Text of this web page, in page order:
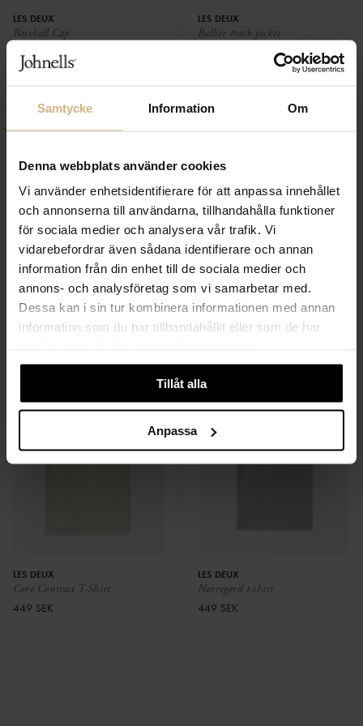
Samtycke Information Om
Denna webbplats använder cookies
Vi använder enhetsidentifierare för att anpassa innehållet
och annonserna till användarna, tillhandahålla funktioner
för sociala medier och analysera vår trafik. Vi
vidarebefordrar även sådana identifierare och annan
information från din enhet till de sociala medier och
annons- och analysföretag som vi samarbetar med.
Dessa kan i sin tur kombinera informationen med annan
information som du har tillhandahållit eller som de har
Tillåt alla
Anpassa
Baseball Cap
LES DEUX
599 SEK
Ballier track jacket
LES DEUX
Norregard t-shirt
LES DEUX
449 SEK
Waffle LS Football Jersey
LES DEUX
1 399 SEK
Core Contrast T-Shirt
LES DEUX
449 SEK
Nørregard t-shirt
LES DEUX
449 SEK